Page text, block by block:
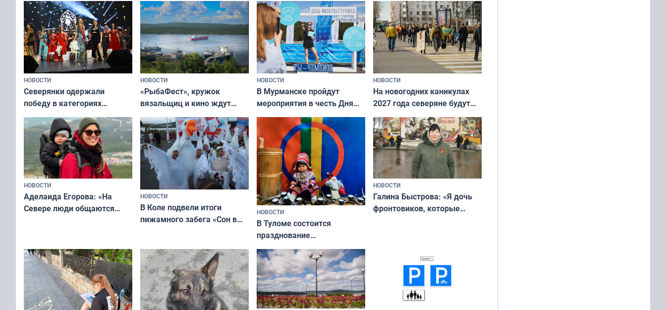
НОВОСТИ
Северянки одержали
победу в категориях
всероссийского конкурса
«Мисс и Миссис Великая
Русь»
НОВОСТИ
«РыбаФест», кружок
вязальщиц и кино ждут
мурманчан в эти выходные
НОВОСТИ
В Мурманске пройдут
мероприятия в честь Дня
физкультурника
НОВОСТИ
На новогодних каникулах
2027 года северяне будут
отдыхать 11 дней
НОВОСТИ
Аделаида Егорова: «На
Севере люди общаются
НОВОСТИ
В Коле подвели итоги
пижамного забега «Сон в
НОВОСТИ
В Туломе состоится
празднование
Международного дня
коренных народов мира
НОВОСТИ
Галина Быстрова: «Я дочь
фронтовиков, которые